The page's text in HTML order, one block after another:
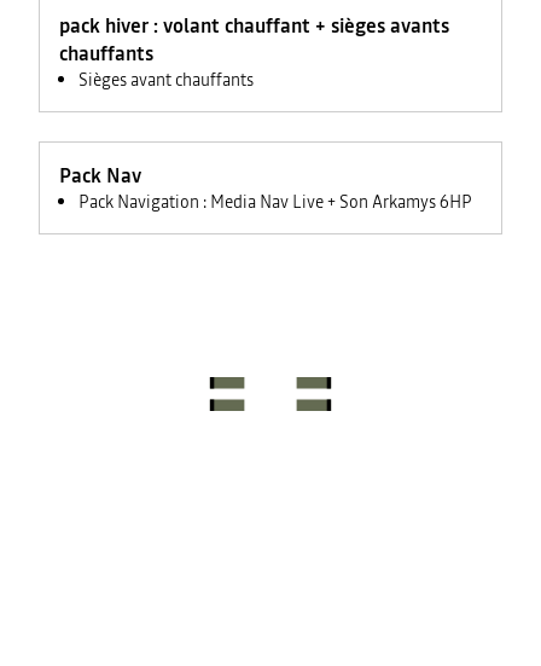
pack hiver : volant chauffant + sièges avants
chauffants
Sièges avant chauffants
rétroviseurs
Pack Nav
Pack Navigation : Media Nav Live + Son Arkamys 6HP